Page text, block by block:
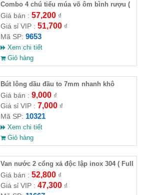
Combo 4 chú tiểu múa võ ôm bình rượu (
HĐ )
Giá bán : 57,200₫
Giá sỉ VIP : 51,700₫
Mã SP: 9653
Xem chi tiết
Giỏ hàng
Bút lông dầu đầu to 7mm nhanh khô
Giá bán : 9,000₫
Giá sỉ VIP : 7,000₫
Mã SP: 10321
Xem chi tiết
Giỏ hàng
Van nước 2 cổng xả độc lập inox 304 ( Full
VAT )
Giá bán : 52,800₫
Giá sỉ VIP : 47,300₫